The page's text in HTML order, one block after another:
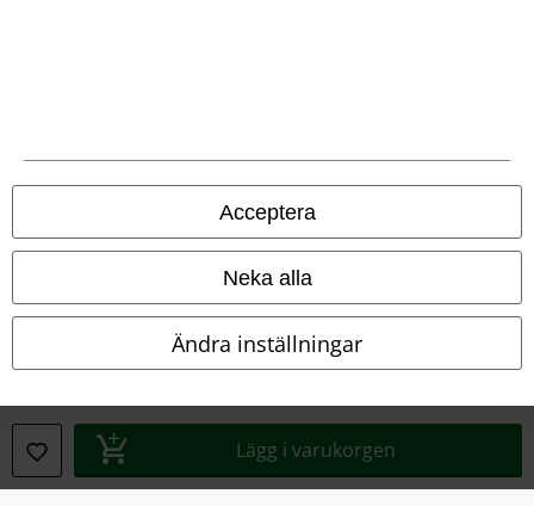
Acceptera
Neka alla
Ändra inställningar
Lägg i varukorgen
Ladda ner villkoren
Avfallshantering och miljöskydd
Information om tillgänglighet
Inställningar för cookies
Bekräfta ångrat köp